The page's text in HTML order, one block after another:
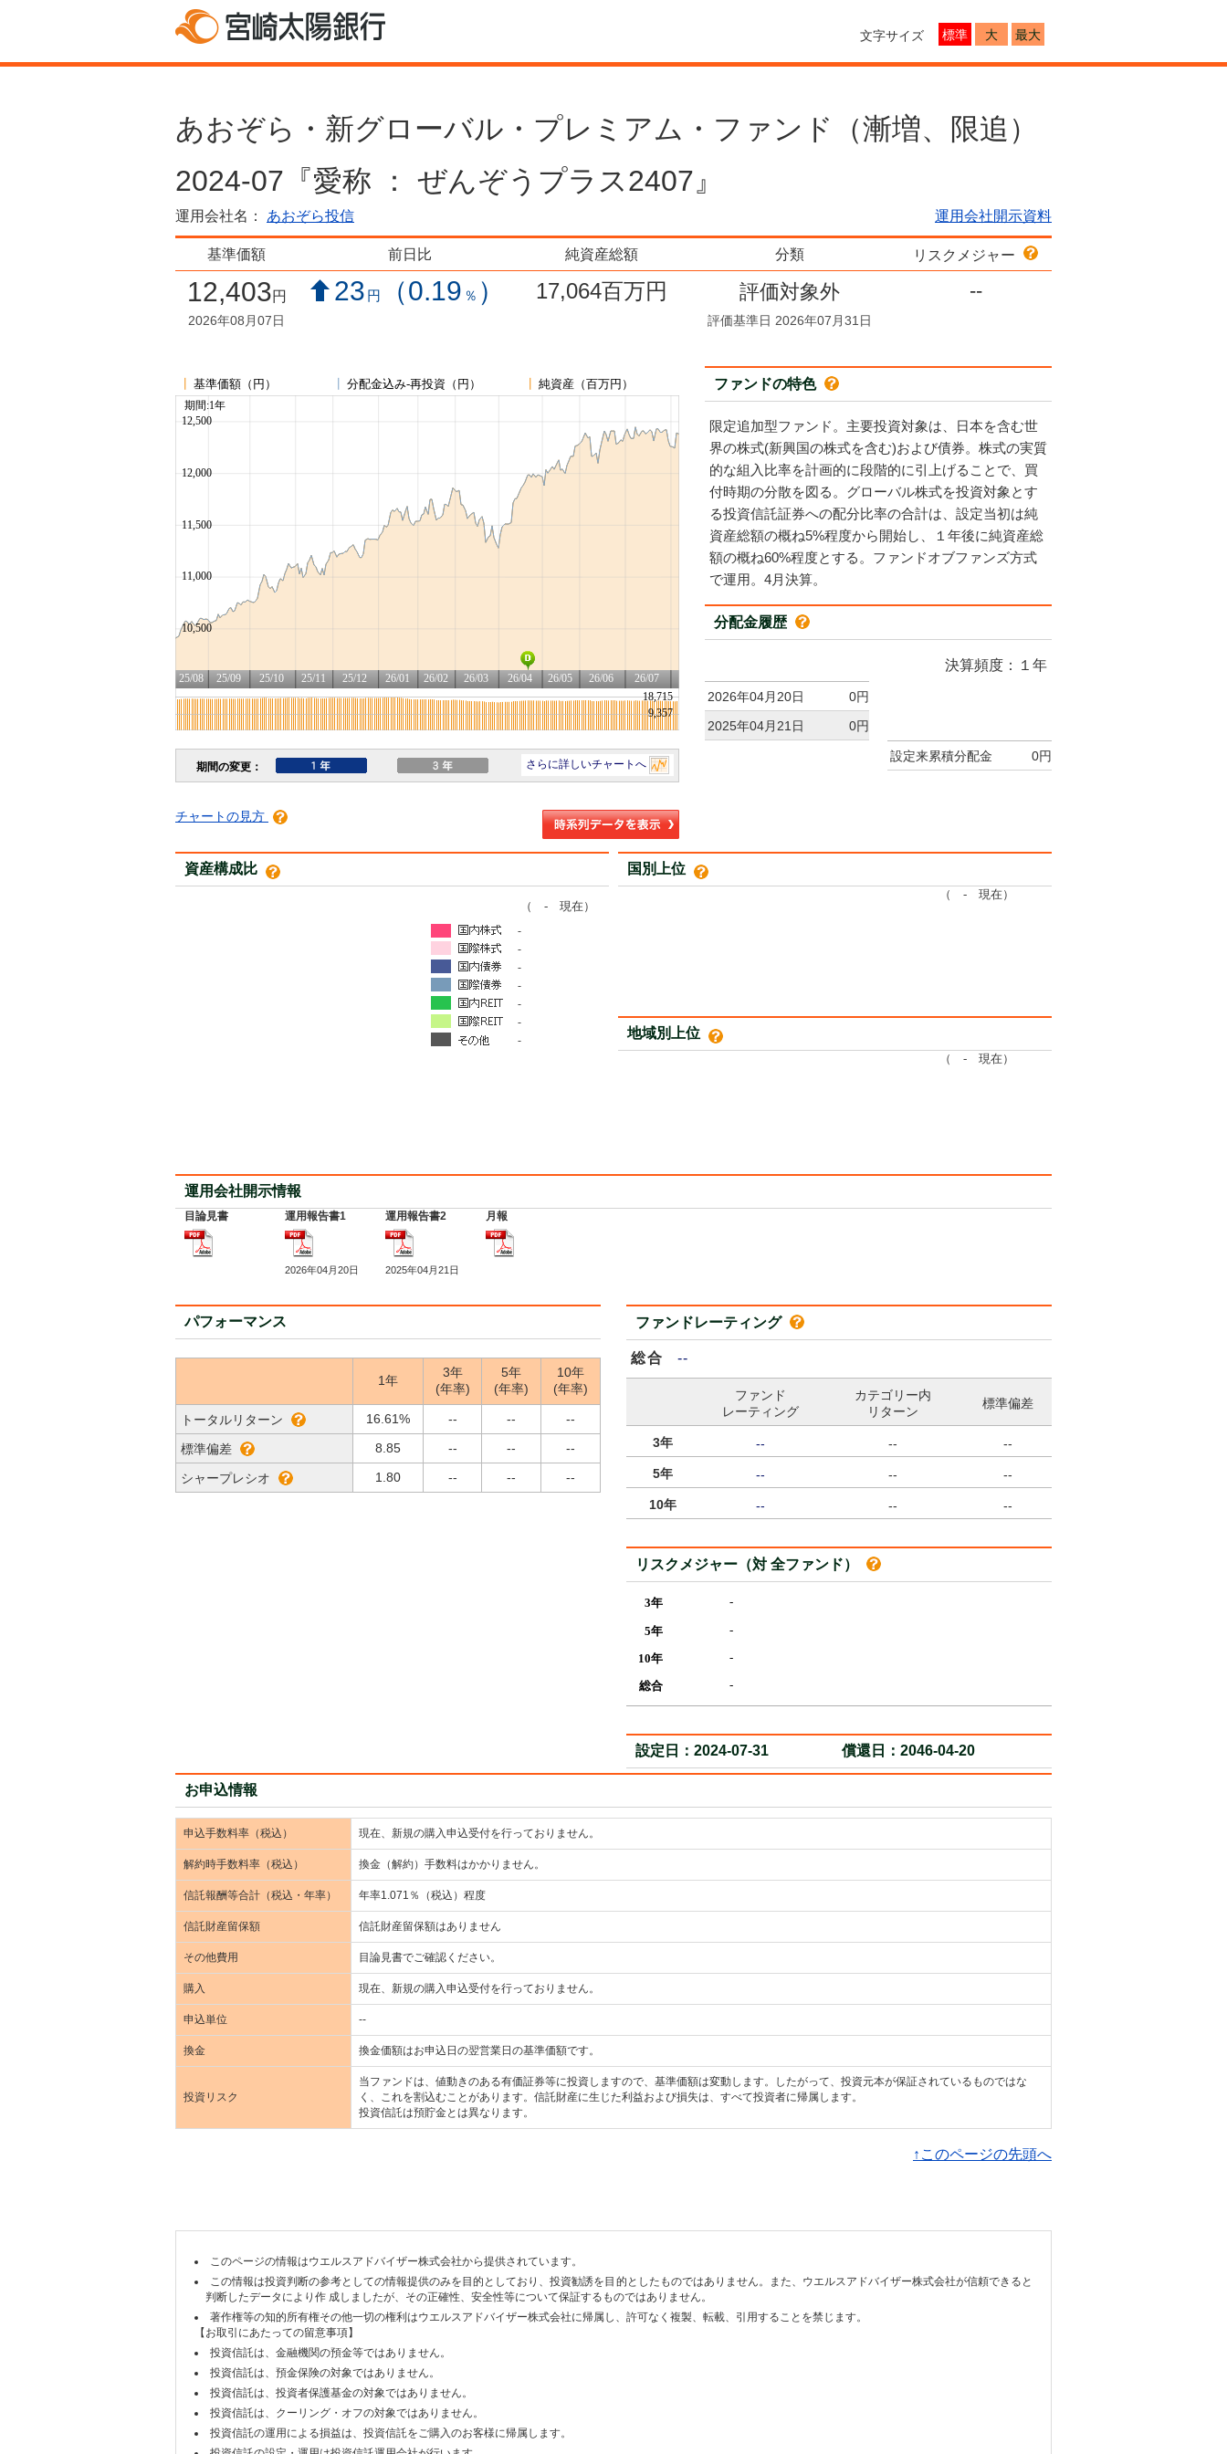
標準 大 最大
文字サイズ
あおぞら・新グローバル・プレミアム・ファンド（漸増、限追）
2024-07『愛称 ： ぜんぞうプラス2407』
運用会社名： あおぞら投信 運用会社開示資料
基準価額 前日比 純資産総額 分類 リスクメジャー
12,403円 23 円 （0.19 ％ ） 17,064百万円 評価対象外 --
2026年08月07日 評価基準日 2026年07月31日
チャートの見方
ファンドの特色
限定追加型ファンド。主要投資対象は、日本を含む世
界の株式(新興国の株式を含む)および債券。株式の実質
的な組入比率を計画的に段階的に引上げることで、買
付時期の分散を図る。グローバル株式を投資対象とす
る投資信託証券への配分比率の合計は、設定当初は純
資産総額の概ね5%程度から開始し、１年後に純資産総
額の概ね60%程度とする。ファンドオブファンズ方式
で運用。4月決算。
分配金履歴
決算頻度：１年
2026年04月20日
0円
2025年04月21日
0円
設定来累積分配金 0円
資産構成比
（ - 現在）
-
-
-
-
-
-
-
国別上位
（ - 現在）
地域別上位
（ - 現在）
運用会社開示情報
目論見書 運用報告書1
2026年04月20日
運用報告書2
2025年04月21日
月報
パフォーマンス
1年
3年
(年率)
5年
(年率)
10年
(年率)
トータルリターン 16.61% -- -- --
標準偏差 8.85 -- -- --
シャープレシオ 1.80 -- -- --
ファンドレーティング
総合 --
ファンド
レーティング
カテゴリー内
リターン
標準偏差
3年 -- -- --
5年 -- -- --
10年 -- -- --
リスクメジャー（対 全ファンド）
3年
5年
10年
総合
-
-
-
-
設定日：2024-07-31 償還日：2046-04-20
お申込情報
申込手数料率（税込） 現在、新規の購入申込受付を行っておりません。
解約時手数料率（税込） 換金（解約）手数料はかかりません。
信託報酬等合計（税込・年率） 年率1.071％（税込）程度
信託財産留保額 信託財産留保額はありません
その他費用 目論見書でご確認ください。
購入 現在、新規の購入申込受付を行っておりません。
申込単位 --
換金 換金価額はお申込日の翌営業日の基準価額です。
投資リスク
当ファンドは、値動きのある有価証券等に投資しますので、基準価額は変動します。したがって、投資元本が保証されているものではな
く、これを割込むことがあります。信託財産に生じた利益および損失は、すべて投資者に帰属します。
投資信託は預貯金とは異なります。
↑このページの先頭へ
このページの情報はウエルスアドバイザー株式会社から提供されています。
この情報は投資判断の参考としての情報提供のみを目的としており、投資勧誘を目的としたものではありません。また、ウエルスアドバイザー株式会社が信頼できると
判断したデータにより作 成しましたが、その正確性、安全性等について保証するものではありません。
著作権等の知的所有権その他一切の権利はウエルスアドバイザー株式会社に帰属し、許可なく複製、転載、引用することを禁じます。
【お取引にあたっての留意事項】
投資信託は、金融機関の預金等ではありません。
投資信託は、預金保険の対象ではありません。
投資信託は、投資者保護基金の対象ではありません。
投資信託は、クーリング・オフの対象ではありません。
投資信託の運用による損益は、投資信託をご購入のお客様に帰属します。